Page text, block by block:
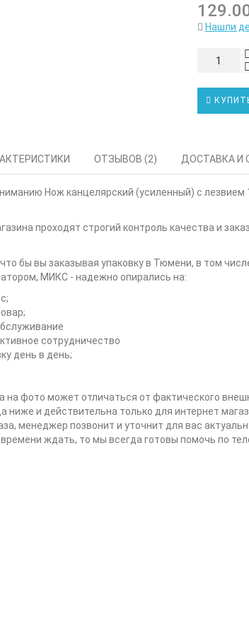
Нашли
ОТЗЫВОВ (2) ДОСТАВКА И
Нож канцелярский (усиленный) с
проходят строгий контроль качества и
бы вы заказывая упаковку в Тюмени, в том
МИКС - надежно опирались на:
сотрудничество
день в день;
на фото может отличаться от фактического
ниже и действительна только для интернет
менеджер позвонит и уточнит для вас
времени ждать, то мы всегда готовы помочь по